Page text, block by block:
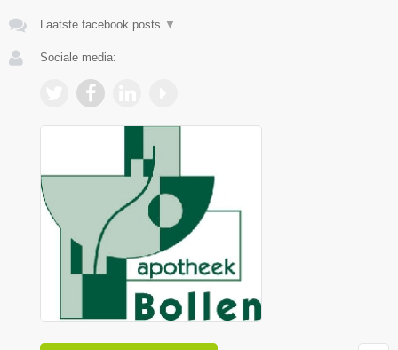
Laatste facebook posts ▼
Sociale media: